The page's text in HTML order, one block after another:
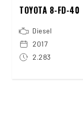
TOYOTA 8-FD-40
Diesel
2017
2.283